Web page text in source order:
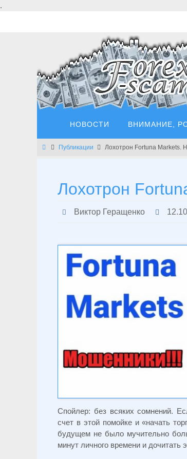
.
НОВОСТИ ВНИМАНИЕ,
Главная
Публикации Лохотрон Fortuna Markets.
Лохотрон
Виктор Геращенко
Спойлер: без всяких сомнений.
счет в этой помойке и «начать
будущем не было мучительно
минут личного времени и дочитать